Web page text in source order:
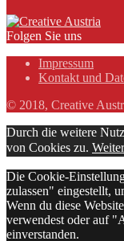
Folgen Sie uns
Impressum
Kontakt und
© 2018, Creative
Durch die weitere
von Cookies zu.
Die Cookie-
zulassen" eingestellt,
Wenn du diese
verwendest oder auf
einverstanden.